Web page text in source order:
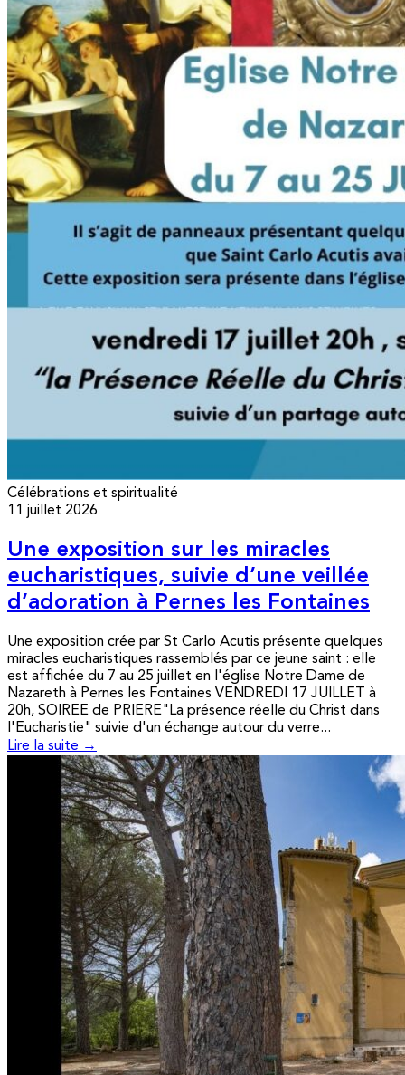
Célébrations et spiritualité
11 juillet 2026
Une exposition sur les miracles
eucharistiques, suivie d’une veillée
d’adoration à Pernes les Fontaines
Une exposition crée par St Carlo Acutis présente quelques
miracles eucharistiques rassemblés par ce jeune saint : elle
est affichée du 7 au 25 juillet en l'église Notre Dame de
Nazareth à Pernes les Fontaines VENDREDI 17 JUILLET à
20h, SOIREE de PRIERE"La présence réelle du Christ dans
l'Eucharistie" suivie d'un échange autour du verre...
Lire la suite →